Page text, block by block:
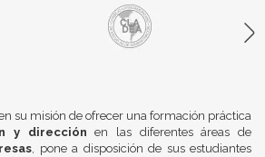
su misión de ofrecer una formación práctica
y dirección en las diferentes áreas de
, pone a disposición de sus estudiantes